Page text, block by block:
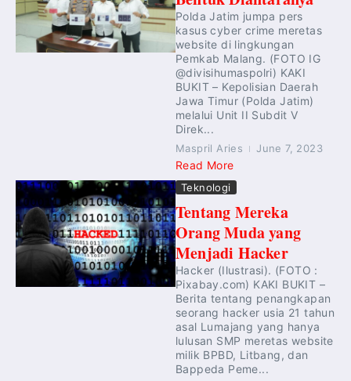
Polda Jatim jumpa pers
kasus cyber crime meretas
website di lingkungan
Pemkab Malang. (FOTO IG
@divisihumaspolri) KAKI
BUKIT – Kepolisian Daerah
Jawa Timur (Polda Jatim)
melalui Unit II Subdit V
Direk...
Maspril Aries June 7, 2023
Read More
Teknologi
Tentang Mereka
Orang Muda yang
Menjadi Hacker
Hacker (Ilustrasi). (FOTO :
Pixabay.com) KAKI BUKIT –
Berita tentang penangkapan
seorang hacker usia 21 tahun
asal Lumajang yang hanya
lulusan SMP meretas website
milik BPBD, Litbang, dan
Bappeda Peme...